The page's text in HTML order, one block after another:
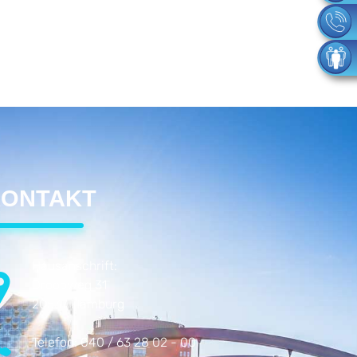
Hausanschrift:
20537 Hamburg
Telefon:040 / 63 28 02 - 00